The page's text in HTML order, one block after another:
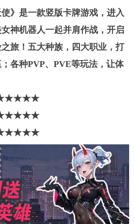
》是一款竖版卡牌游戏，进入
神机器人一起并肩作战，开启
旅！五大种族，四大职业，打
各种PVP、PVE等玩法，让体
★★★★★
★★★★★
★★★★★